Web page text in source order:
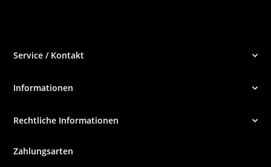
Service / Kontakt
Informationen
Rechtliche Informationen
Zahlungsarten